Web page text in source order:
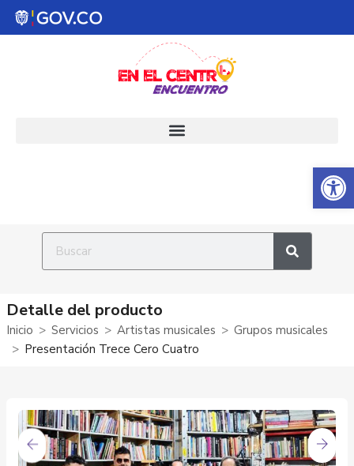
Abrir
Detalle del producto
Inicio Servicios Artistas musicales
Grupos musicales
Presentación Trece Cero Cuatro